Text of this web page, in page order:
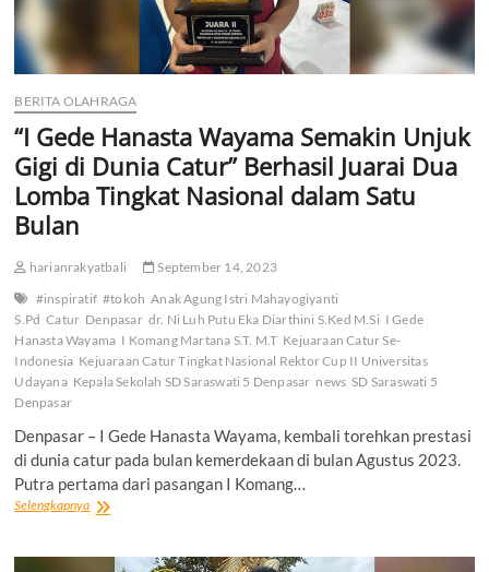
BERITA OLAHRAGA
“I Gede Hanasta Wayama Semakin Unjuk
Gigi di Dunia Catur” Berhasil Juarai Dua
Lomba Tingkat Nasional dalam Satu
Bulan
harianrakyatbali
September 14, 2023
#inspiratif #tokoh Anak Agung Istri Mahayogiyanti
S.Pd Catur Denpasar dr. Ni Luh Putu Eka Diarthini S.Ked M.Si I Gede
Hanasta Wayama I Komang Martana S.T. M.T Kejuaraan Catur Se-
Indonesia Kejuaraan Catur Tingkat Nasional Rektor Cup II Universitas
Udayana Kepala Sekolah SD Saraswati 5 Denpasar news SD Saraswati 5
Denpasar
Denpasar – I Gede Hanasta Wayama, kembali torehkan prestasi
di dunia catur pada bulan kemerdekaan di bulan Agustus 2023.
Putra pertama dari pasangan I Komang…
Selengkapnya“I
Wayama